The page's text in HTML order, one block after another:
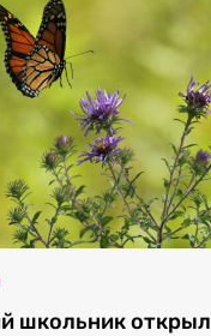
школьник открыл